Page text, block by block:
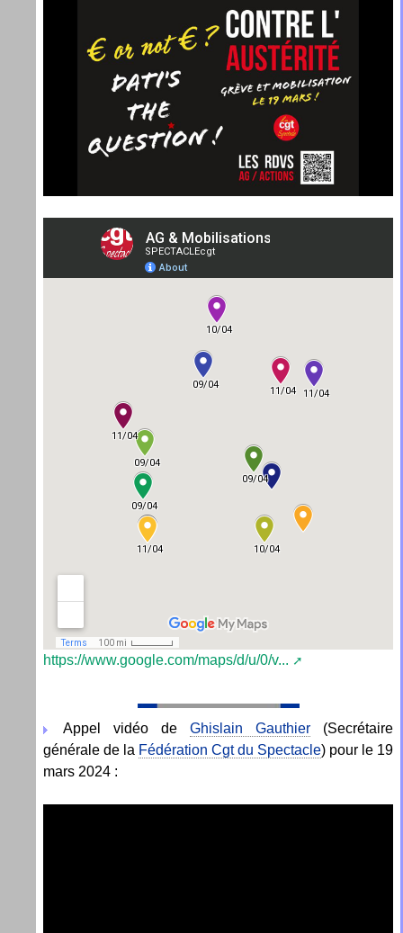
https://www.google.com/maps/d/u/0/v...
Appel vidéo de Ghislain Gauthier (Secrétaire
générale de la Fédération Cgt du Spectacle) pour le 19
mars 2024 :